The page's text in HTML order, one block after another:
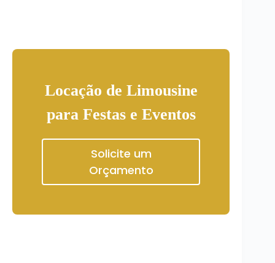
Locação de Limousine
para Festas e Eventos
Solicite um
Orçamento